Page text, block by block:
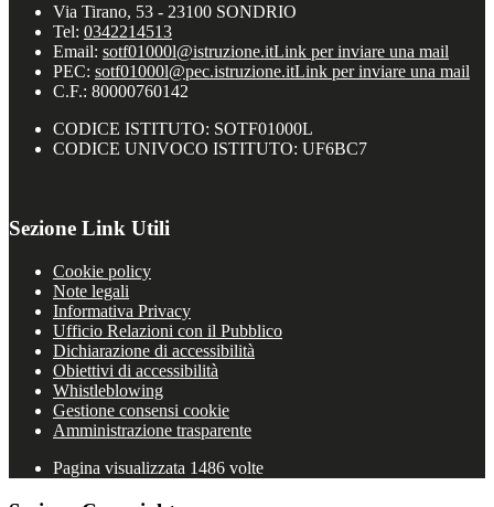
Via Tirano, 53 - 23100 SONDRIO
Tel: 0342214513
Email: sotf01000l@istruzione.itLink per inviare una mail
PEC: sotf01000l@pec.istruzione.itLink per inviare una mail
C.F.: 80000760142
CODICE ISTITUTO: SOTF01000L
CODICE UNIVOCO ISTITUTO: UF6BC7
Sezione Link Utili
Cookie policy
Note legali
Informativa Privacy
Ufficio Relazioni con il Pubblico
Dichiarazione di accessibilità
Obiettivi di accessibilità
Whistleblowing
Gestione consensi cookie
Amministrazione trasparente
Pagina visualizzata 1486 volte